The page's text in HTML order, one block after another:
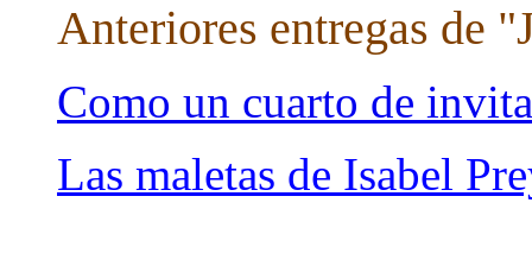
Anteriores entregas de
Como un cuarto de
Las maletas de Isabel